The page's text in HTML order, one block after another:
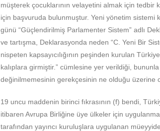
müşterek çocuklarının velayetini almak için tedbir
için başvuruda bulunmuştur. Yeni yönetim
günü “Güçlendirilmiş Parlamenter Sistem” adlı
ve tartışma, Deklarasyonda neden “C. Yeni Bir
nispeten kapsayıcılığının peşinden kurulan
kalıplara girmiştir.” cümlesine yer verildiği,
değinilmemesinin gerekçesinin ne olduğu üzerine
19 uncu maddenin birinci fıkrasının (f) bendi,
itibaren Avrupa Birliğine üye ülkeler için
tarafından yayıncı kuruluşlara uygulanan